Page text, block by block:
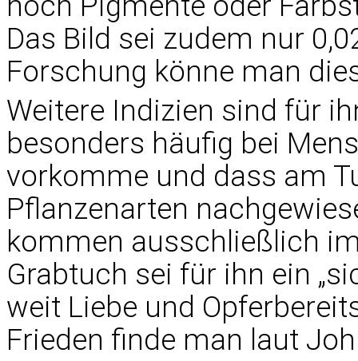
Das Bild sei zudem nur
Forschung könne man
Weitere Indizien sind für
besonders häufig bei
vorkomme und dass am
Pflanzenarten
kommen ausschließlich
Grabtuch sei für ihn ein
weit Liebe und
Frieden finde man laut